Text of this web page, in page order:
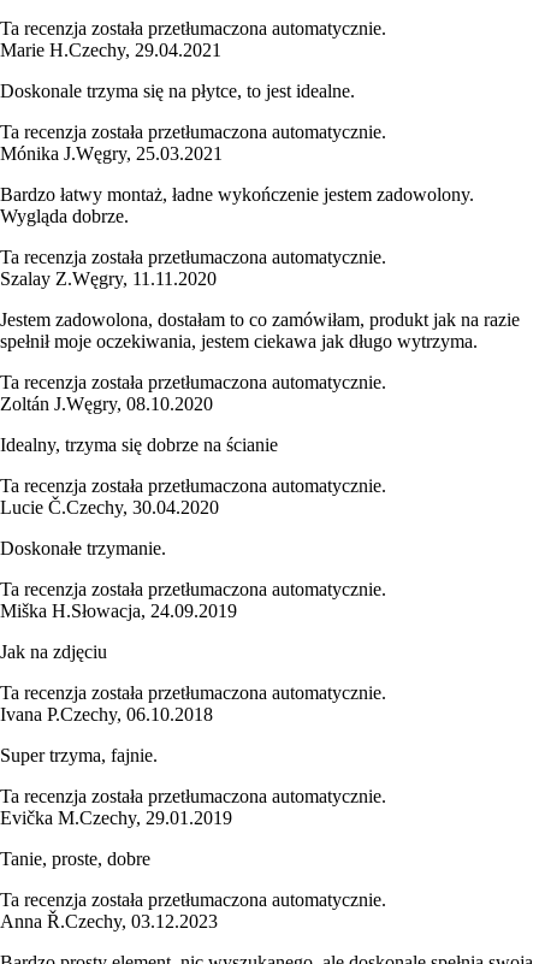
Ta recenzja została przetłumaczona automatycznie.
Marie H.Czechy, 29.04.2021
Doskonale trzyma się na płytce, to jest idealne.
Ta recenzja została przetłumaczona automatycznie.
Mónika J.Węgry, 25.03.2021
Bardzo łatwy montaż, ładne wykończenie jestem zadowolony.
Wygląda dobrze.
Ta recenzja została przetłumaczona automatycznie.
Szalay Z.Węgry, 11.11.2020
Jestem zadowolona, dostałam to co zamówiłam, produkt jak na razie
spełnił moje oczekiwania, jestem ciekawa jak długo wytrzyma.
Ta recenzja została przetłumaczona automatycznie.
Zoltán J.Węgry, 08.10.2020
Idealny, trzyma się dobrze na ścianie
Ta recenzja została przetłumaczona automatycznie.
Lucie Č.Czechy, 30.04.2020
Doskonałe trzymanie.
Ta recenzja została przetłumaczona automatycznie.
Miška H.Słowacja, 24.09.2019
Jak na zdjęciu
Ta recenzja została przetłumaczona automatycznie.
Ivana P.Czechy, 06.10.2018
Super trzyma, fajnie.
Ta recenzja została przetłumaczona automatycznie.
Evička M.Czechy, 29.01.2019
Tanie, proste, dobre
Ta recenzja została przetłumaczona automatycznie.
Anna Ř.Czechy, 03.12.2023